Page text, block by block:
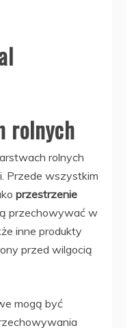
rolnych
rolnych
Przede wszystkim
przestrzenie
przechowywać w
inne produkty
przed wilgocią
mogą być